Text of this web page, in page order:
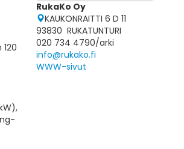
RukaKo Oy
KAUKONRAITTI 6 D 11
93830 RUKATUNTURI
020 734 4790/arki
info@rukako.fi
WWW-sivut